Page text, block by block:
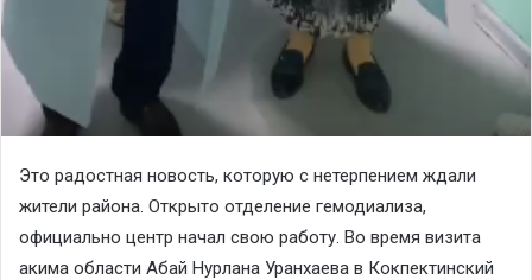
Это радостная новость, которую с нетерпением ждали
жители района. Открыто отделение гемодиализа,
официально центр начал свою работу. Во время визита
акима области Абай Нурлана Уранхаева в Кокпектинский